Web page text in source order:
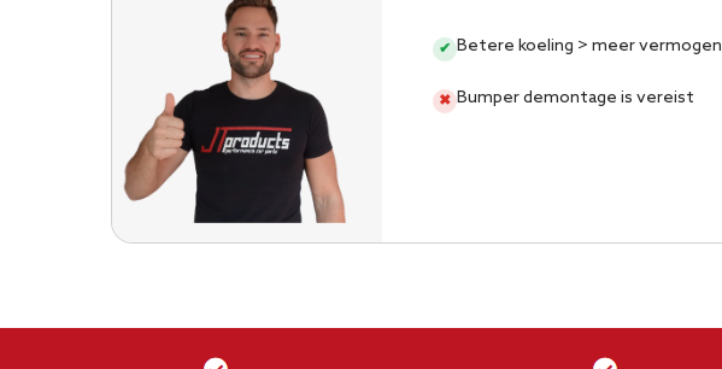
✔ Betere koeling > meer vermogen
✖ Bumper demontage is vereist